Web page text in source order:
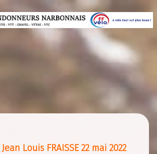
Louis FRAISSE 22 mai 2022